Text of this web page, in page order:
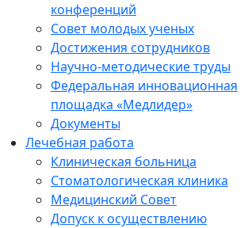
конференций
Совет молодых ученых
Достижения сотрудников
Научно-методические труды
Федеральная инновационная
площадка «Медлидер»
Документы
Лечебная работа
Клиническая больница
Стоматологическая клиника
Медицинский Совет
Допуск к осуществлению